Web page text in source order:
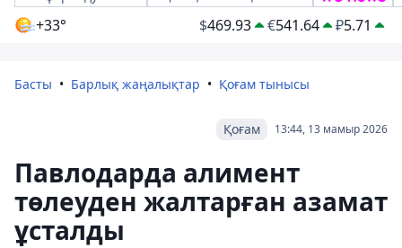
+33° $469.93 €541.64 ₽5.71
Басты Барлық жаңалықтар Қоғам тынысы
13:44, 13 мамыр 2026
Қоғам
Павлодарда алимент
төлеуден жалтарған азамат
ұсталды